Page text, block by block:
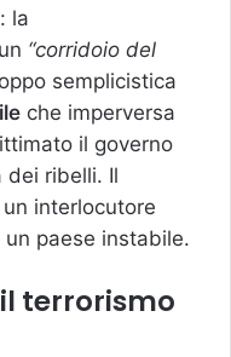
la
“corridoio del
semplicistica
che imperversa
il governo
dei ribelli. Il
interlocutore
paese instabile.
terrorismo